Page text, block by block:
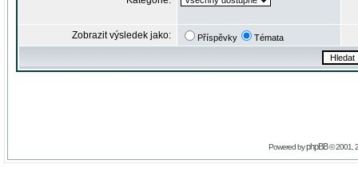
Zobrazit výsledek jako: Příspěvky Témata
Powered byphpBB© 2001,